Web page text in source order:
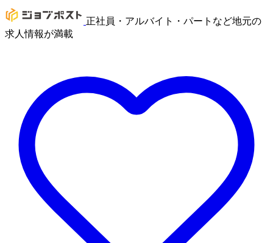
正社員・アルバイト・パートなど地元の
求人情報が満載